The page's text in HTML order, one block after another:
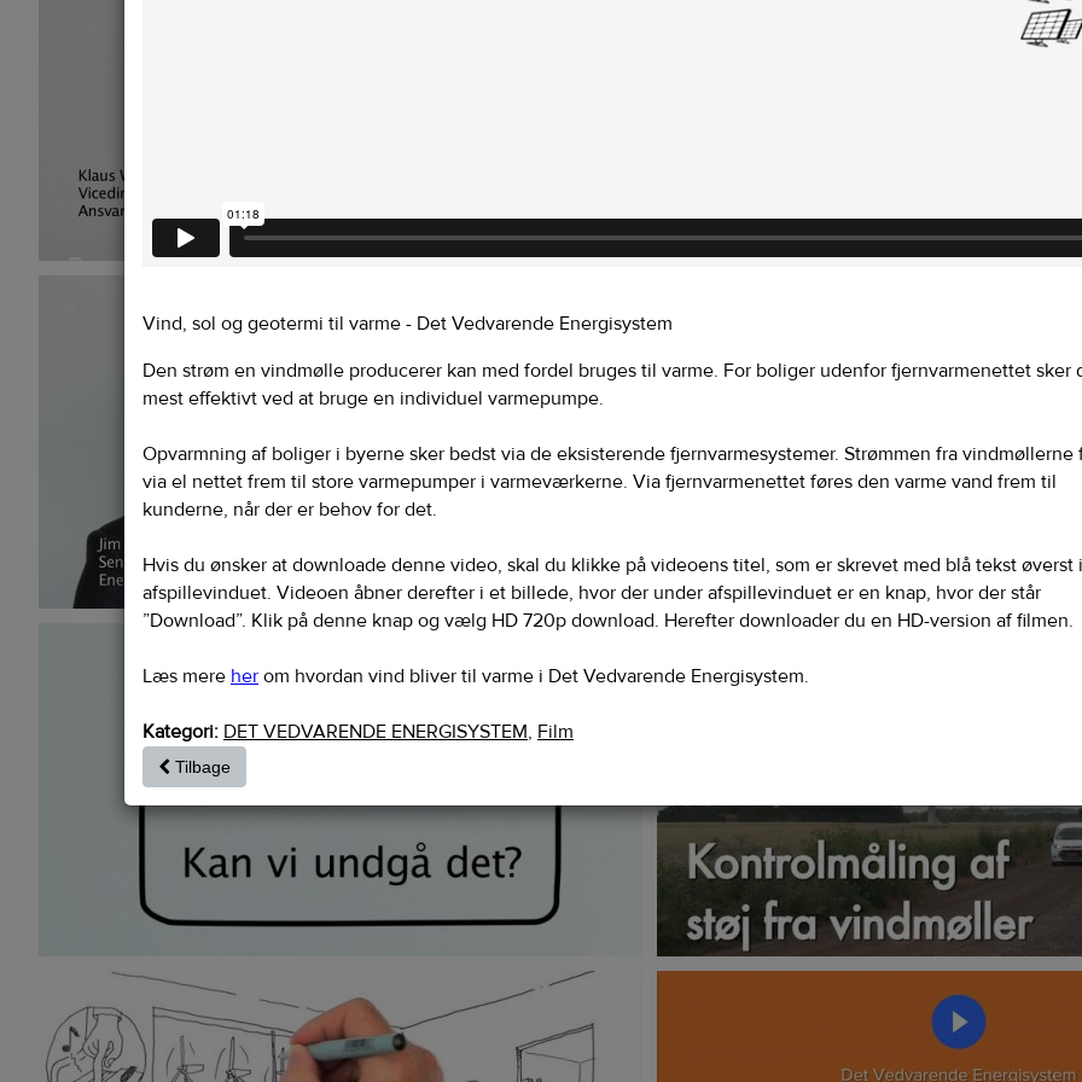
Vind, sol og geotermi til varme - Det Vedvarende Energisystem
Den strøm en vindmølle producerer kan med fordel bruges til varme. For boliger udenfor fjernvarmenettet sker
mest effektivt ved at bruge en individuel varmepumpe.
Opvarmning af boliger i byerne sker bedst via de eksisterende fjernvarmesystemer. Strømmen fra vindmøllerne
via el nettet frem til store varmepumper i varmeværkerne. Via fjernvarmenettet føres den varme vand frem til
kunderne, når der er behov for det.
Hvis du ønsker at downloade denne video, skal du klikke på videoens titel, som er skrevet med blå tekst øverst i
afspillevinduet. Videoen åbner derefter i et billede, hvor der under afspillevinduet er en knap, hvor der står
”Download”. Klik på denne knap og vælg HD 720p download. Herefter downloader du en HD-version af filmen.
Læs mere her om hvordan vind bliver til varme i Det Vedvarende Energisystem.
Kategori: DET VEDVARENDE ENERGISYSTEM, Film
Tilbage